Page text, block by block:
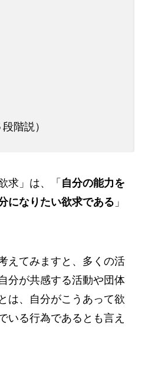
階説）
求」は、「 自分の能力を
になりたい欲求である 」
えてみますと、多くの活
分が共感する活動や団体
は、自分がこうあって欲
いる行為であるとも言え